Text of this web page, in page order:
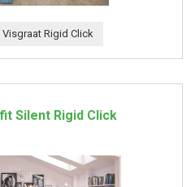
Visgraat Rigid Click
Silent Rigid Click